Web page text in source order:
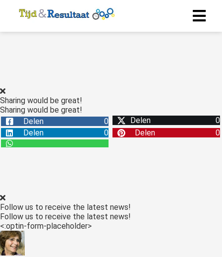
Sharing would be great!
Sharing would be great!
Delen
0 Delen
0
Delen
0 Delen 0
Follow us to receive the latest news!
Follow us to receive the latest news!
<:optin-form-placeholder>